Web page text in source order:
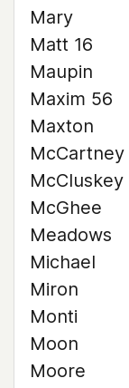
Mary
Matt 16
Maupin
Maxim 56
Maxton
McCartney
McCluskey
McGhee
Meadows
Michael
Miron
Monti
Moon
Moore